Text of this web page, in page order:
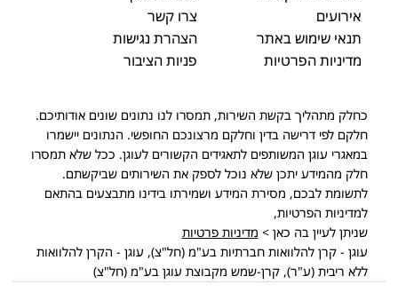
צרו קשר
הצהרת נגישות
פניות הציבור
אירועים
תנאי שימוש באתר
מדיניות הפרטיות
כחלק מתהליך בקשת השירות, תמסרו לנו נתונים שונים אודותיכם.
חלקם לפי דרישה בדין וחלקם מרצונכם החופשי. הנתונים יישמרו
במאגרי עוגן המשותפים לתאגידים הקשורים לעוגן. ככל שלא תמסרו
חלק מהמידע יתכן שלא נוכל לספק את השירותים שביקשתם.
לתשומת לבכם, מסירת המידע ושמירתו בידינו מתבצעים בהתאם
למדיניות הפרטיות,
שניתן לעיין בה כאן > מדיניות פרטיות
עוגן - קרן להלוואות חברתיות בע"מ (חל"צ), עוגן - הקרן להלוואות
ללא ריבית (ע"ר), קרן-שמש מקבוצת עוגן בע"מ (חל"צ)